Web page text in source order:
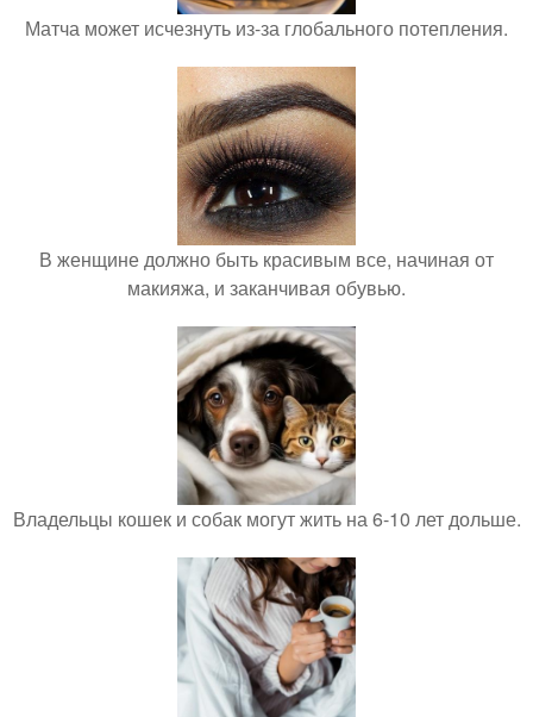
Матча может исчезнуть из-за глобального потепления.
В женщине должно быть красивым все, начиная от
макияжа, и заканчивая обувью.
Владельцы кошек и собак могут жить на 6-10 лет дольше.